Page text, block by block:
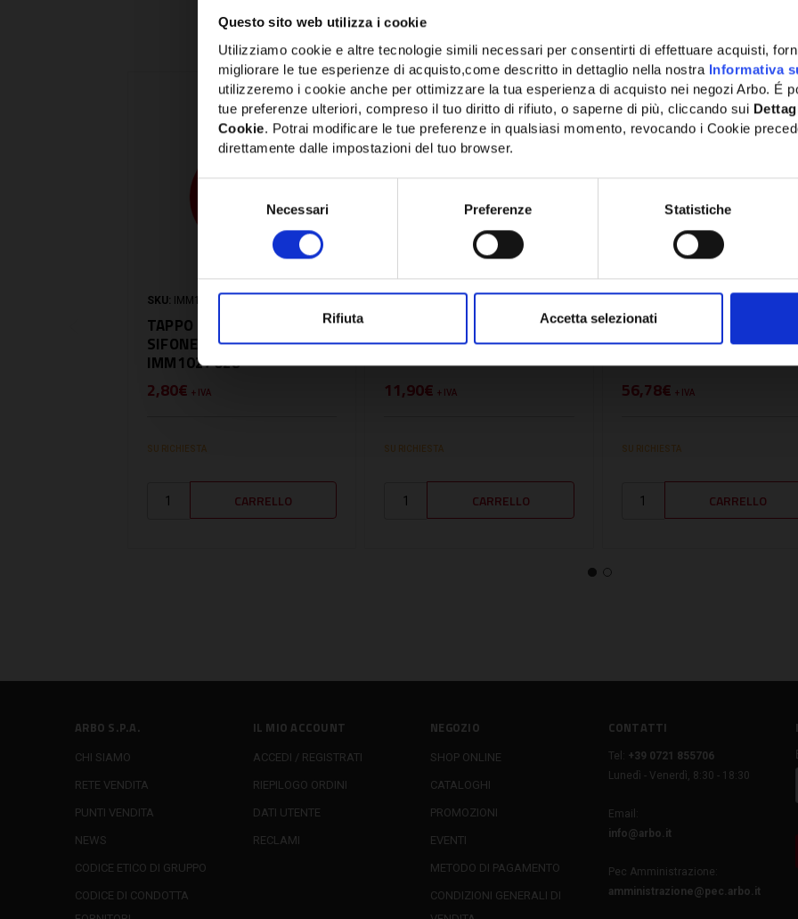
Questo sito web utilizza i cookie
Utilizziamo cookie e altre tecnologie simili necessari per consentirti di effettuare acquisti,
migliorare le tue esperienze di acquisto,come descritto in dettaglio nella nostra Informativa
utilizzeremo i cookie anche per ottimizzare la tua esperienza di acquisto nei negozi Arbo. É
tue preferenze ulteriori, compreso il tuo diritto di rifiuto, o saperne di più, cliccando sui
Cookie. Potrai modificare le tue preferenze in qualsiasi momento, revocando i Cookie
direttamente dalle impostazioni del tuo browser.
Necessari Preferenze Statistiche
Rifiuta Accetta selezionati
Potrebbe anche interessarti
SKU: IMM1027028
TAPPO TRASPARENTE PER
SIFONE COD 1.015 -
IMM1027028
2,80€ + IVA
SU RICHIESTA
ALETTA ORIZZONTALE -
MTS65103858
11,90€+ IVA
SU RICHIESTA
SIFONE - HE040005552
56,78€ + IVA
SU RICHIESTA
ARBO S.P.A.
CHI SIAMO
RETE VENDITA
PUNTI VENDITA
NEWS
CODICE ETICO DI GRUPPO
CODICE DI CONDOTTA
IL MIO ACCOUNT
ACCEDI / REGISTRATI
RIEPILOGO ORDINI
DATI UTENTE
RECLAMI
NEGOZIO
SHOP ONLINE
CATALOGHI
PROMOZIONI
EVENTI
METODO DI PAGAMENTO
CONDIZIONI GENERALI DI
CONTATTI
Tel:
+39 0721 855706
Lunedì - Venerdì, 8:30 - 18:30
Email:
info@arbo.it
Pec Amministrazione:
amministrazione@pec.arbo.it